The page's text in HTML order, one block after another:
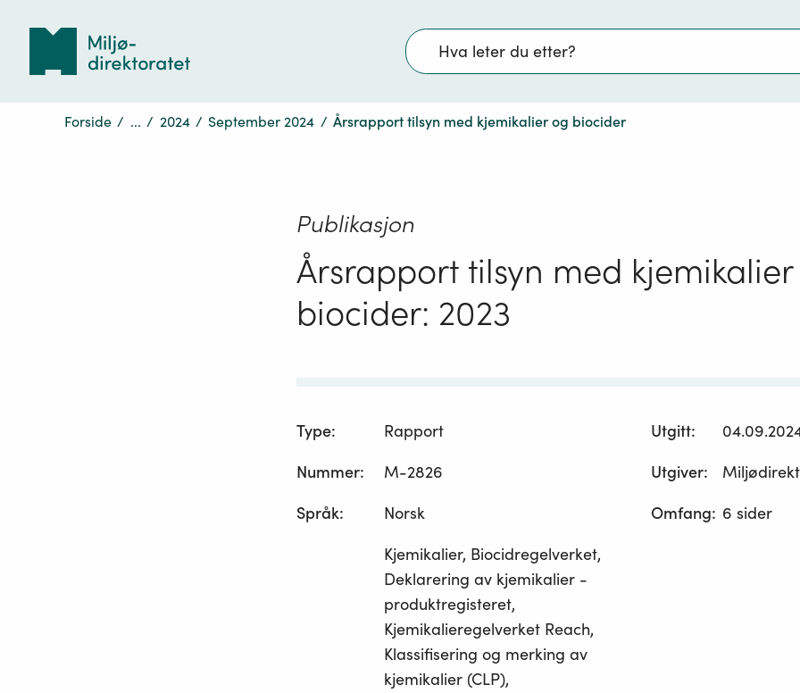
Søk
Forside / ... / 2024 / September 2024 / Årsrapport tilsyn med kjemikalier og biocider
Publikasjon
Årsrapport tilsyn med
biocider: 2023
Type: Rapport Utgitt:
Nummer: M-2826 Utgiver:
Språk: Norsk Omfang: 6 sider
Kjemikalier, Biocidregelverket,
Deklarering av kjemikalier -
produktregisteret,
Kjemikalieregelverket Reach,
Klassifisering og merking av
kjemikalier (CLP),